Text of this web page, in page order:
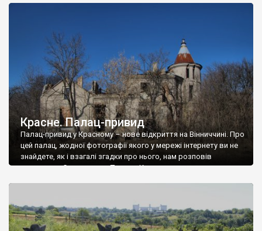
Красне. Палац-привид
Палац-привид у Красному – нове відкриття на Вінниччині. Про
цей палац, жодної фотографії якого у мережі інтернету ви не
знайдете, як і взагалі згадки про нього, нам розповів
мешканець Самгородка. Палац у Красному вразив не лише